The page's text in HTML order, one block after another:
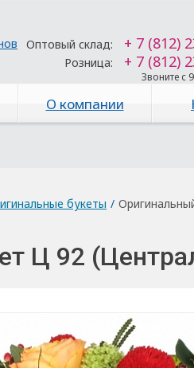
Оптовый склад: + 7 (812)
Розница: + 7 (812)
Звоните с
О компании
букеты /
Ц 92